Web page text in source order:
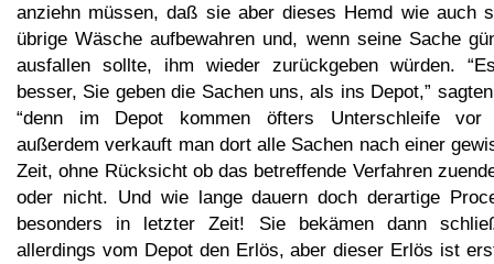
anziehn müssen, daß sie aber dieses Hemd wie auch
übrige Wäsche aufbewahren und, wenn seine Sache
ausfallen sollte, ihm wieder zurückgeben würden.
besser, Sie geben die Sachen uns, als ins Depot,”
“denn im Depot kommen öfters Unterschleife vor
außerdem verkauft man dort alle Sachen nach einer
Zeit, ohne Rücksicht ob das betreffende Verfahren
oder nicht. Und wie lange dauern doch derartige
besonders in letzter Zeit! Sie bekämen dann
allerdings vom Depot den Erlös, aber dieser Erlös ist